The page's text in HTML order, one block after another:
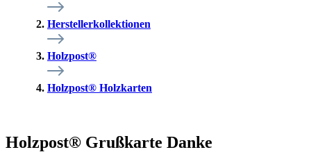
Herstellerkollektionen
Holzpost®
Holzpost® Holzkarten
Holzpost® Grußkarte Danke